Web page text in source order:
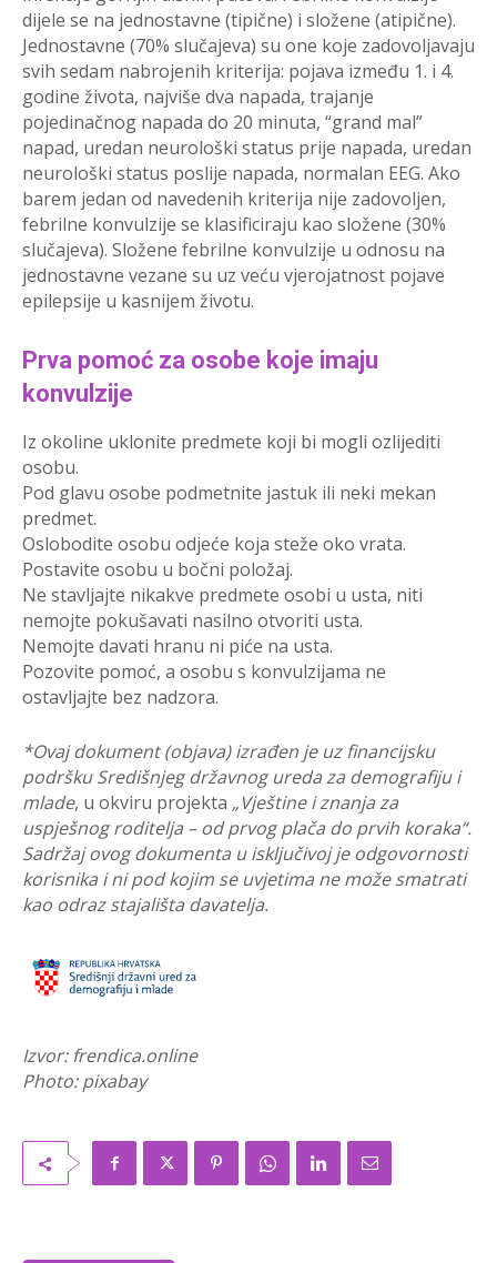
dijele se na jednostavne (tipične) i složene (atipične).
Jednostavne (70% slučajeva) su one koje zadovoljavaju
svih sedam nabrojenih kriterija: pojava između 1. i 4.
godine života, najviše dva napada, trajanje
pojedinačnog napada do 20 minuta, “grand mal”
napad, uredan neurološki status prije napada, uredan
neurološki status poslije napada, normalan EEG. Ako
barem jedan od navedenih kriterija nije zadovoljen,
febrilne konvulzije se klasificiraju kao složene (30%
slučajeva). Složene febrilne konvulzije u odnosu na
jednostavne vezane su uz veću vjerojatnost pojave
epilepsije u kasnijem životu.
Prva pomoć za osobe koje imaju
konvulzije
Iz okoline uklonite predmete koji bi mogli ozlijediti
osobu.
Pod glavu osobe podmetnite jastuk ili neki mekan
predmet.
Oslobodite osobu odjeće koja steže oko vrata.
Postavite osobu u bočni položaj.
Ne stavljajte nikakve predmete osobi u usta, niti
nemojte pokušavati nasilno otvoriti usta.
Nemojte davati hranu ni piće na usta.
Pozovite pomoć, a osobu s konvulzijama ne
ostavljajte bez nadzora.
*Ovaj dokument (objava) izrađen je uz financijsku
podršku Središnjeg državnog ureda za demografiju i
mlade, u okviru projekta „Vještine i znanja za
uspješnog roditelja – od prvog plača do prvih koraka“.
Sadržaj ovog dokumenta u isključivoj je odgovornosti
korisnika i ni pod kojim se uvjetima ne može smatrati
kao odraz stajališta davatelja.
Izvor: frendica.online
Photo: pixabay